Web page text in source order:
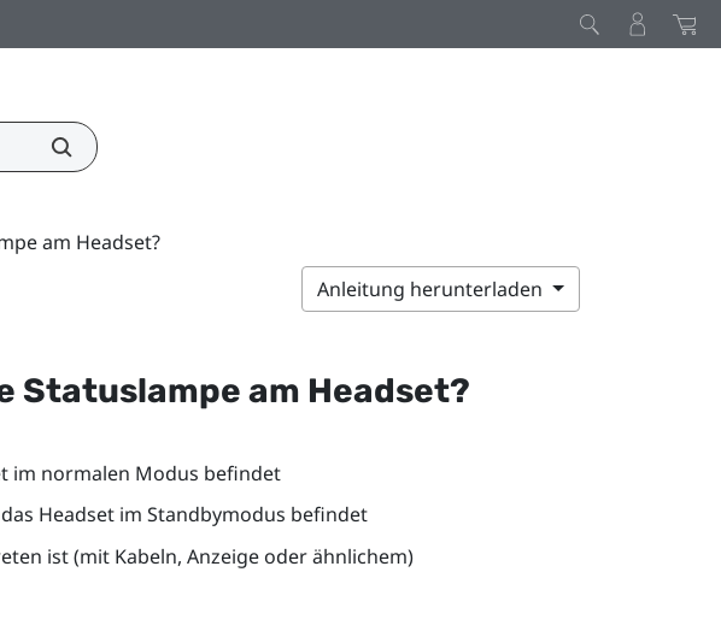
am Headset?
Anleitung herunterladen
Statuslampe am Headset?
im normalen Modus befindet
Headset im Standbymodus befindet
ist (mit Kabeln, Anzeige oder ähnlichem)